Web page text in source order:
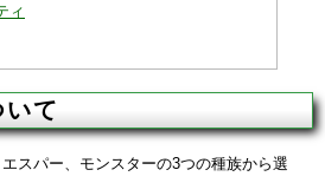
ィ
て
スパー、モンスターの3つの種族から選